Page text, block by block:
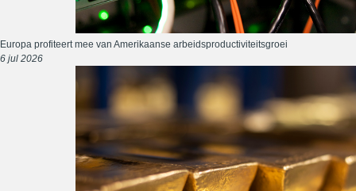
Europa profiteert mee van Amerikaanse arbeidsproductiviteitsgroei
6 jul 2026